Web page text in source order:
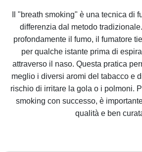
Il "breath smoking" è una tecnica di
differenzia dal metodo
profondamente il fumo, il fumatore
per qualche istante prima di
attraverso il naso. Questa pratica
meglio i diversi aromi del tabacco e
rischio di irritare la gola o i polmoni.
smoking con successo, è
qualità e ben